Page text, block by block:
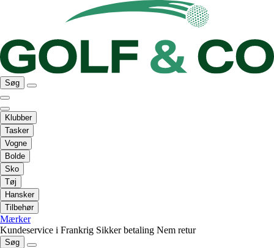
Søg
Klubber
Tasker
Vogne
Bolde
Sko
Tøj
Hansker
Tilbehør
Mærker
Kundeservice i Frankrig Sikker betaling Nem retur
Søg